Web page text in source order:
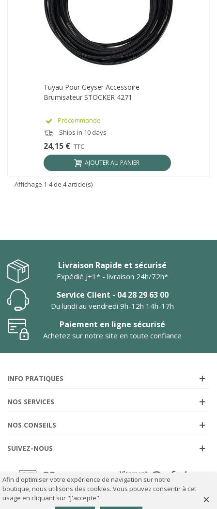
Tuyau Pour Geyser Accessoire
Brumisateur STOCKER 4271
Précommande
Ships in 10 days
24,15 € TTC
AJOUTER AU PANIER
Affichage 1-4 de 4 article(s)
Livraison Rapide et sécurisé
Expédié J+1* - livraison 24h/72h*
Service Client - 04 28 29 63 00
Du lundi au vendredi 9h-12h 14h-17h
Paiement en ligne sécurisé
Achetez sur notre site en toute confiance
INFO PRATIQUES
NOS SERVICES
NOS CONSEILS
SUIVEZ-NOUS
Afin d'optimiser votre expérience de navigation sur notre
boutique, nous utilisons des cookies. Vous pouvez consentir à cet
usage en cliquant sur "J'accepte".
×